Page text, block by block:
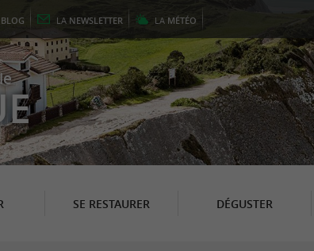
BLOG LA NEWSLETTER LA MÉTÉO
SE RESTAURER DÉGUSTER